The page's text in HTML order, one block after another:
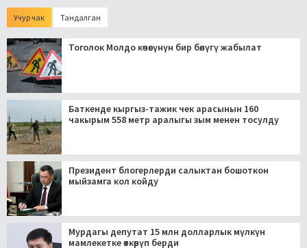
Учур чак Тандалган
Тоголок Молдо көчөсүнүн бир бөлүгү жабылат
Баткенде кыргыз-тажик чек арасынын 160
чакырым 558 метр аралыгы зым менен тосулду
Президент блогерлерди салыктан бошоткон
мыйзамга кол койду
Мурдагы депутат 15 млн долларлык мүлкүн
мамлекетке өткөрүп берди